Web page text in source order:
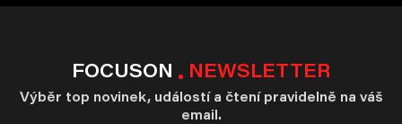
FOCUSON NEWSLETTER
Výběr top novinek, událostí a čtení pravidelně na váš
email.